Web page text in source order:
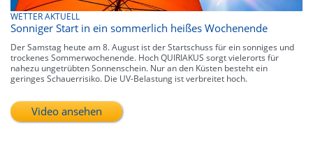
WETTER AKTUELL
Sonniger Start in ein sommerlich heißes Wochenende
Der Samstag heute am 8. August ist der Startschuss für ein sonniges und
trockenes Sommerwochenende. Hoch QUIRIAKUS sorgt vielerorts für
nahezu ungetrübten Sonnenschein. Nur an den Küsten besteht ein
geringes Schauerrisiko. Die UV-Belastung ist verbreitet hoch.
Video ansehen